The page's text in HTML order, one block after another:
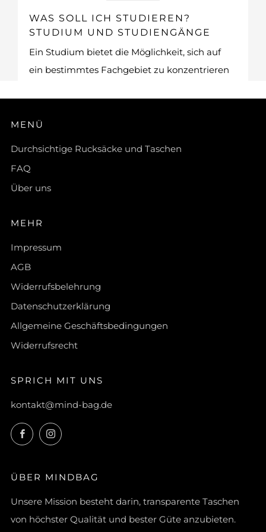
WAS SOLL ICH STUDIEREN?
STUDIUM UND STUDIENGÄNGE
Ein Studium bietet die Möglichkeit, sich auf
ein bestimmtes Fachgebiet zu konzentrieren
MENÜ
Durchsichtige Rucksäcke und Taschen
FAQ
Über uns
MEHR
Impressum
AGB
Widerrufsbelehrung
Datenschutzerklärung
Allgemeine Geschäftsbedingungen
Widerrufsrecht
SPRICH MIT UNS
kontakt@mind-bag.de
FacebookInstagram
ÜBER MINDBAG
Unsere Mission besteht darin, transparente Taschen
von höchster Qualität und bester Güte anzubieten.